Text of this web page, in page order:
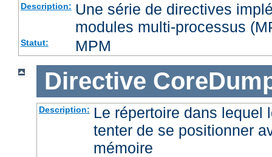
Description: Une série de directives
modules multi-processus
Statut: MPM
Directive
Description: Le répertoire dans lequel
tenter de se positionner
mémoire